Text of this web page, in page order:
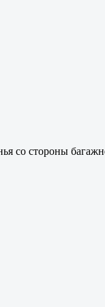
со стороны